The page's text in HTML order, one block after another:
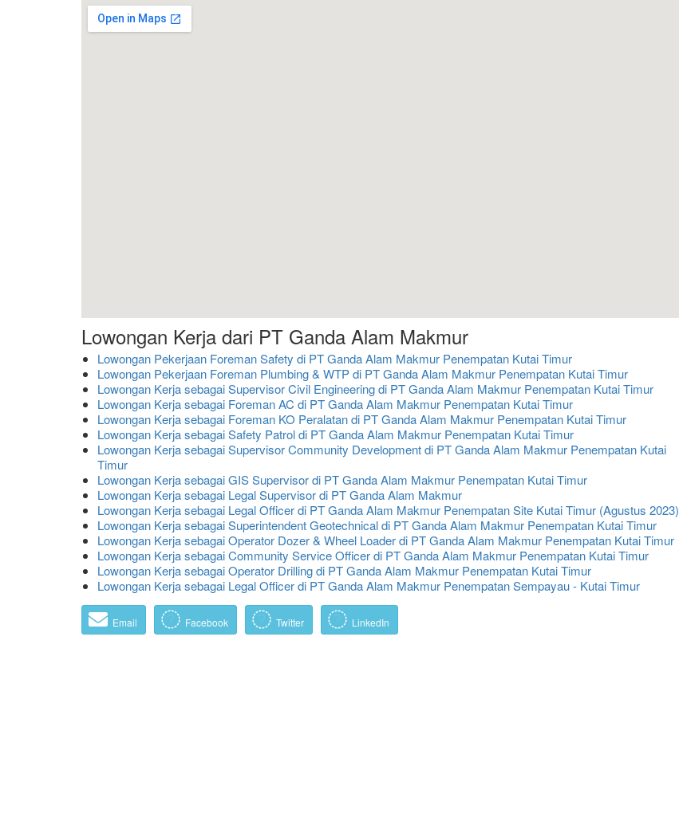
Lowongan Kerja dari PT Ganda Alam Makmur
Lowongan Pekerjaan Foreman Safety di PT Ganda Alam Makmur Penempatan Kutai Timur
Lowongan Pekerjaan Foreman Plumbing & WTP di PT Ganda Alam Makmur Penempatan Kutai Timur
Lowongan Kerja sebagai Supervisor Civil Engineering di PT Ganda Alam Makmur Penempatan Kutai Timur
Lowongan Kerja sebagai Foreman AC di PT Ganda Alam Makmur Penempatan Kutai Timur
Lowongan Kerja sebagai Foreman KO Peralatan di PT Ganda Alam Makmur Penempatan Kutai Timur
Lowongan Kerja sebagai Safety Patrol di PT Ganda Alam Makmur Penempatan Kutai Timur
Lowongan Kerja sebagai Supervisor Community Development di PT Ganda Alam Makmur Penempatan Kutai
Timur
Lowongan Kerja sebagai GIS Supervisor di PT Ganda Alam Makmur Penempatan Kutai Timur
Lowongan Kerja sebagai Legal Supervisor di PT Ganda Alam Makmur
Lowongan Kerja sebagai Legal Officer di PT Ganda Alam Makmur Penempatan Site Kutai Timur (Agustus 2023)
Lowongan Kerja sebagai Superintendent Geotechnical di PT Ganda Alam Makmur Penempatan Kutai Timur
Lowongan Kerja sebagai Operator Dozer & Wheel Loader di PT Ganda Alam Makmur Penempatan Kutai Timur
Lowongan Kerja sebagai Community Service Officer di PT Ganda Alam Makmur Penempatan Kutai Timur
Lowongan Kerja sebagai Operator Drilling di PT Ganda Alam Makmur Penempatan Kutai Timur
Lowongan Kerja sebagai Legal Officer di PT Ganda Alam Makmur Penempatan Sempayau - Kutai Timur
Email Facebook Twitter LinkedIn